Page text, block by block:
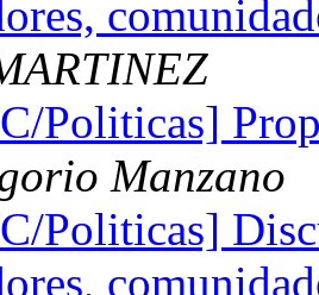
Politicas]
Manzano
Politicas]